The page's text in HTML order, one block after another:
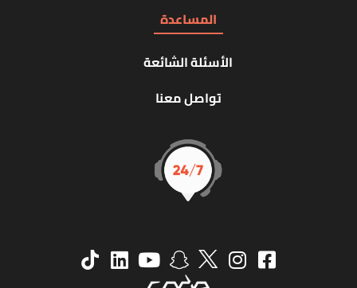
المساعدة
الأسئلة الشائعة
تواصل معنا